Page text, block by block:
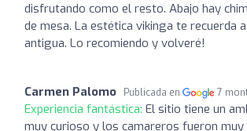
disfrutando como el resto. Abajo hay
de mesa. La estética vikinga te recuerda
antigua. Lo recomiendo y volveré!
Carmen Palomo Publicada en 7
Experiencia fantástica: El sitio tiene un
muy curioso y los camareros fueron muy